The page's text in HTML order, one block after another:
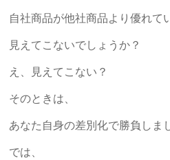
自社商品が他社商品より優れて
見えてこないでしょうか？
え、見えてこない？
そのときは、
あなた自身の差別化で勝負しま
では、